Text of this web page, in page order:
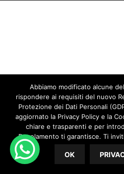
Ci vuole un Metodo. Nel live
di quanto è importante se non
metodo di lavoro. Quando
anche io ero sprovvista...
READ MORE
Abbiamo modificato alcune
rispondere ai requisiti del nuovo
Protezione dei Dati Personali
aggiornato la Privacy Policy e la
chiare e trasparenti e per
Regolamento ti garantisce. Ti
OK